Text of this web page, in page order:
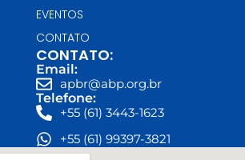
EVENTOS
CONTATO
CONTATO:
Email:
apbr@abp.org.br
Telefone:
+55 (61) 3443-1623
+55 (61) 99397-3821